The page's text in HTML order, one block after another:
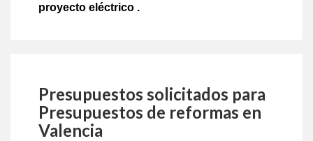
proyecto eléctrico .
Presupuestos solicitados para
Presupuestos de reformas en
Valencia